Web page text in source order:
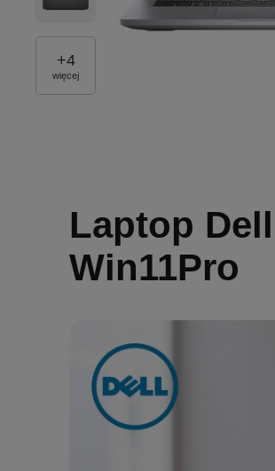
+4
więcej
Laptop
Win11Pro